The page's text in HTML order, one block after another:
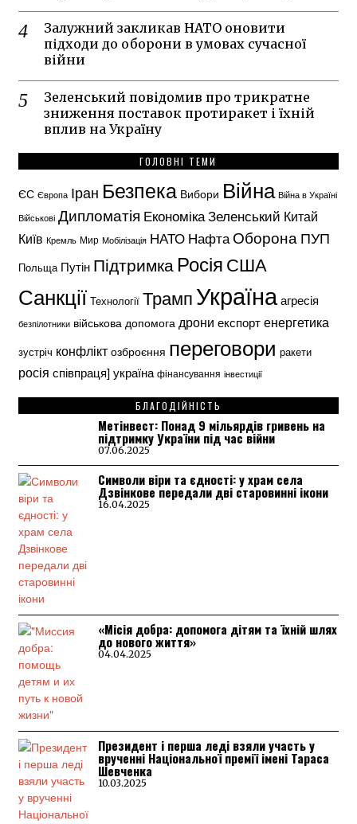
Залужний закликав НАТО оновити
підходи до оборони в умовах сучасної
війни
Зеленський повідомив про трикратне
зниження поставок протиракет і їхній
вплив на Україну
ГОЛОВНІ ТЕМИ
ЄС Європа Іран Безпека Вибори Війна Війна в Україні
Військові Дипломатія ЕкономікаЗеленський Китай
Київ Кремль Мир Мобілізація НАТО НафтаОборона ПУП
Польща Путін Підтримка РосіяСША
Санкції Технології ТрампУкраїнаагресія
безпілотники військова допомога дрони експорт енергетика
зустріч конфлікт озброєння переговори ракети
росія співпраця] україна фінансування інвестиції
БЛАГОДІЙНІСТЬ
Метінвест: Понад 9 мільярдів гривень на
підтримку України під час війни
07.06.2025
Символи віри та єдності: у храм села
Дзвінкове передали дві старовинні ікони
16.04.2025
«Місія добра: допомога дітям та їхній шлях
до нового життя»
04.04.2025
Президент і перша леді взяли участь у
врученні Національної премії імені Тараса
Шевченка
10.03.2025